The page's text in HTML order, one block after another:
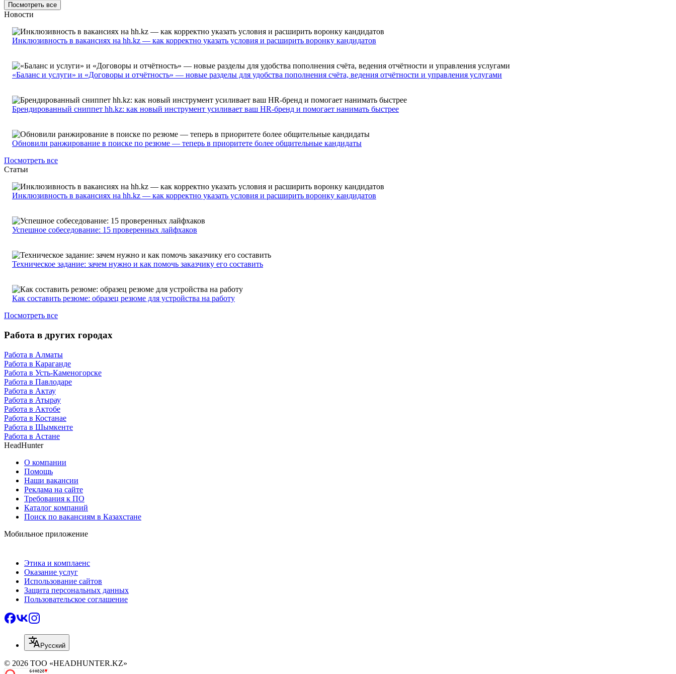
Посмотреть все
Новости
Инклюзивность в вакансиях на hh.kz — как корректно указать условия и расширить воронку кандидатов
«Баланс и услуги» и «Договоры и отчётность» — новые разделы для удобства пополнения счёта, ведения отчётности и управления услугами
Брендированный сниппет hh.kz: как новый инструмент усиливает ваш HR-бренд и помогает нанимать быстрее
Обновили ранжирование в поиске по резюме — теперь в приоритете более общительные кандидаты
Посмотреть все
Статьи
Инклюзивность в вакансиях на hh.kz — как корректно указать условия и расширить воронку кандидатов
Успешное собеседование: 15 проверенных лайфхаков
Техническое задание: зачем нужно и как помочь заказчику его составить
Как составить резюме: образец резюме для устройства на работу
Посмотреть все
Работа в других городах
Работа в Алматы
Работа в Караганде
Работа в Усть-Каменогорске
Работа в Павлодаре
Работа в Актау
Работа в Атырау
Работа в Актобе
Работа в Костанае
Работа в Шымкенте
Работа в Астане
HeadHunter
О компании
Помощь
Наши вакансии
Реклама на сайте
Требования к ПО
Каталог компаний
Поиск по вакансиям в Казахстане
Мобильное приложение
Этика и комплаенс
Оказание услуг
Использование сайтов
Защита персональных данных
Пользовательское соглашение
Русский
© 2026 ТОО «HEADHUNTER.KZ»